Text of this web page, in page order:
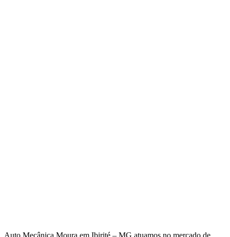
Auto Mecânica Moura em Ibirité – MG atuamos no mercado de